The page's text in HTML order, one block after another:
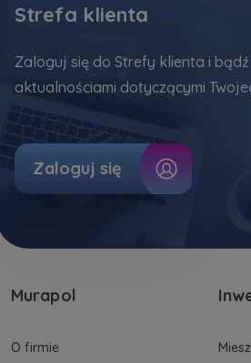
Murapol
O firmie
Strefa klienta
Zaloguj się do Strefy klienta i
aktualnościami dotyczącymi
Zaloguj się